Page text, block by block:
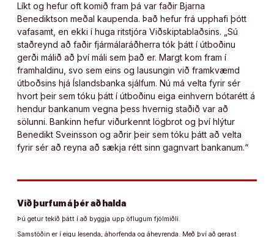
Líkt og hefur oft komið fram þá var faðir Bjarna
Benediktson meðal kaupenda. Það hefur frá upphafi þótt
vafasamt, en ekki í huga ritstjóra Viðskiptablaðsins. „Sú
staðreynd að faðir fjármálaráðherra tók þátt í útboðinu
gerði málið að því máli sem það er. Margt kom fram í
framhaldinu, svo sem eins og lausungin við framkvæmd
útboðsins hjá Íslandsbanka sjálfum. Nú má velta fyrir sér
hvort þeir sem tóku þátt í útboðinu eiga einhvern bótarétt á
hendur bankanum vegna þess hvernig staðið var að
sölunni. Bankinn hefur viðurkennt lögbrot og því hlýtur
Benedikt Sveinsson og aðrir þeir sem tóku þátt að velta
fyrir sér að reyna að sækja rétt sinn gagnvart bankanum.“
Við þurfum á þér að halda
Þú getur tekið þátt í að byggja upp öflugum fjölmiðli.
Samstöðin er í eigu lesenda, áhorfenda og áheyrenda. Með því að gerast